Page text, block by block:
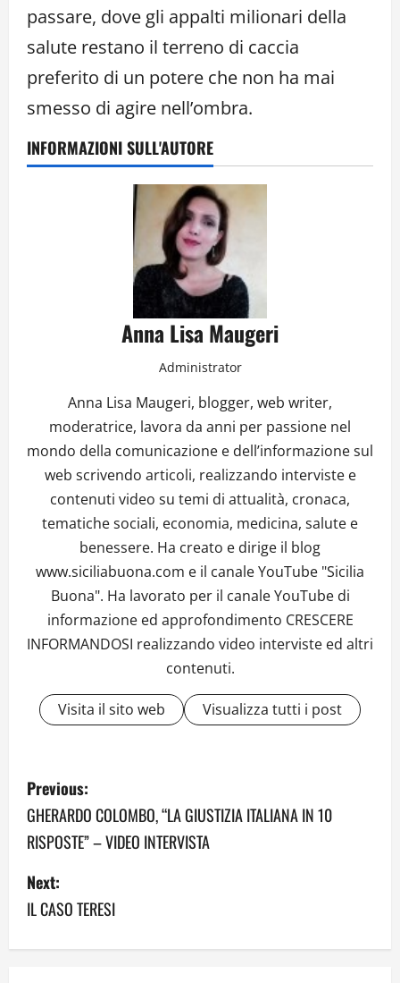
passare, dove gli appalti milionari della
salute restano il terreno di caccia
preferito di un potere che non ha mai
smesso di agire nell’ombra.
INFORMAZIONI SULL'AUTORE
Anna Lisa Maugeri
Administrator
Anna Lisa Maugeri, blogger, web writer,
moderatrice, lavora da anni per passione nel
mondo della comunicazione e dell’informazione sul
web scrivendo articoli, realizzando interviste e
contenuti video su temi di attualità, cronaca,
tematiche sociali, economia, medicina, salute e
benessere. Ha creato e dirige il blog
www.siciliabuona.com e il canale YouTube "Sicilia
Buona". Ha lavorato per il canale YouTube di
informazione ed approfondimento CRESCERE
INFORMANDOSI realizzando video interviste ed altri
contenuti.
Visita il sito web Visualizza tutti i post
P
o
s
t
n
Previous:
GHERARDO COLOMBO, “LA GIUSTIZIA ITALIANA IN 10
RISPOSTE” – VIDEO INTERVISTA
Next:
IL CASO TERESI